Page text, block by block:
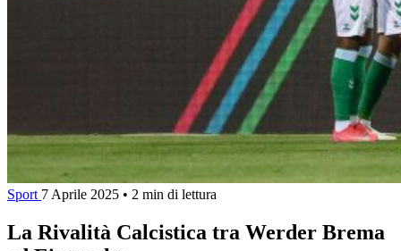
Sport 7 Aprile 2025 • 2 min di lettura
La Rivalità Calcistica tra Werder Brema